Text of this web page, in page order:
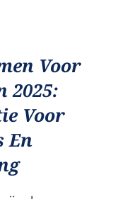
Voor
2025:
Voor
En